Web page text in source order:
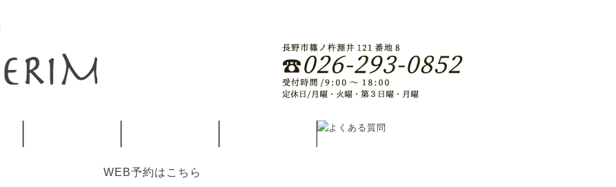
WEB予約はこちら